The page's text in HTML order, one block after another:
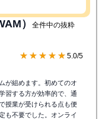
） 全件中の抜粋
★★★★★ 5.0/5
が組めます。初めてのオ
習する方が効率的で、通
授業が受けられる点も便
も不要でした。オンライ